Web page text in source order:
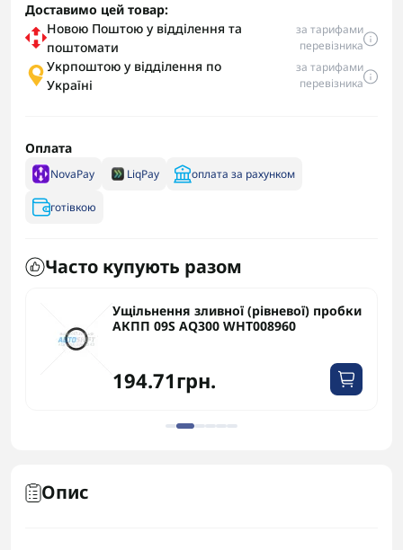
Доставимо цей товар:
Новою Поштою у відділення та
поштомати
за тарифами
перевізника
Укрпоштою у відділення по
Україні
за тарифами
перевізника
Оплата
NovaPay LiqPay оплата за рахунком
готівкою
Часто купують разом
Ущільнення зливної (рівневої) пробки
АКПП 09S AQ300 WHT008960
194.71грн.
Опис